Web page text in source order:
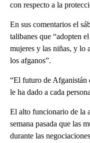
con respecto a la
En sus comentarios el
talibanes que “adopten
mujeres y las niñas, y lo
los afganos”.
“El futuro de Afganistán
le ha dado a cada
El alto funcionario de la
semana pasada que las
durante las